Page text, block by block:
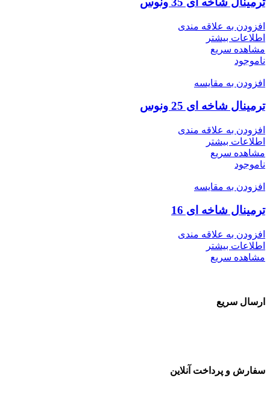
افزودن به علاقه مندی
اطلاعات بیشتر
مشاهده سریع
ناموجود
افزودن به مقایسه
ترمینال شاخه ای 25 ونوس
افزودن به علاقه مندی
اطلاعات بیشتر
مشاهده سریع
ناموجود
افزودن به مقایسه
ترمینال شاخه ای 16
افزودن به علاقه مندی
اطلاعات بیشتر
مشاهده سریع
ارسال سریع
سفارش و پرداخت آنلاین